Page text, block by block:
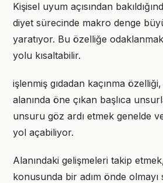
Kişisel uyum açısından
diyet sürecinde makro denge
yaratıyor. Bu özelliğe
yolu kısaltabilir.
işlenmiş gıdadan kaçınma
alanında öne çıkan başlıca
unsuru göz ardı etmek genelde
yol açabiliyor.
Alanındaki gelişmeleri takip
konusunda bir adım önde olmayı